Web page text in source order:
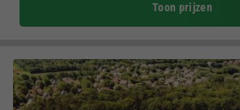
Toon prijzen